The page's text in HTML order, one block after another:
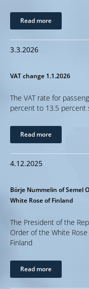
Read more
3.3.2026
VAT change 1.1.2026
The VAT rate for
percent to 13.5 percent
Read more
4.12.2025
Börje Nummelin of Semel
White Rose of Finland
The President of the
Order of the White
Finland
Read more